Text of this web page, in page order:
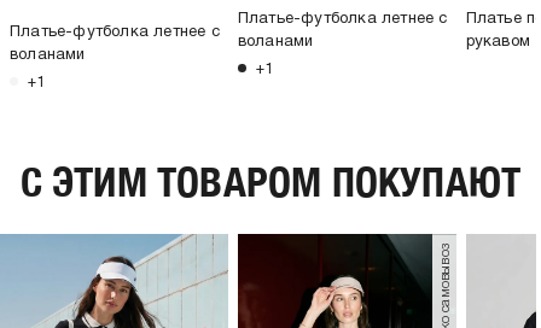
Платье-футболка летнее с
воланами
+1
Платье-футболка летнее с
воланами
+1
Платье
рукавом
C ЭТИМ ТОВАРОМ ПОКУПАЮТ
только самовывоз